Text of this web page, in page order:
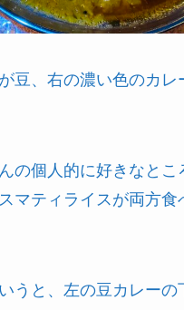
豆、右の濃い色のカレ
の個人的に好きなとこ
マティライスが両方食
うと、左の豆カレーの